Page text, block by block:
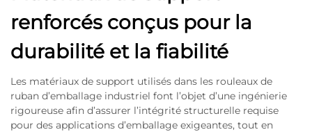
renforcés conçus pour la
durabilité et la fiabilité
Les matériaux de support utilisés dans les rouleaux de
ruban d’emballage industriel font l’objet d’une ingénierie
rigoureuse afin d’assurer l’intégrité structurelle requise
pour des applications d’emballage exigeantes, tout en